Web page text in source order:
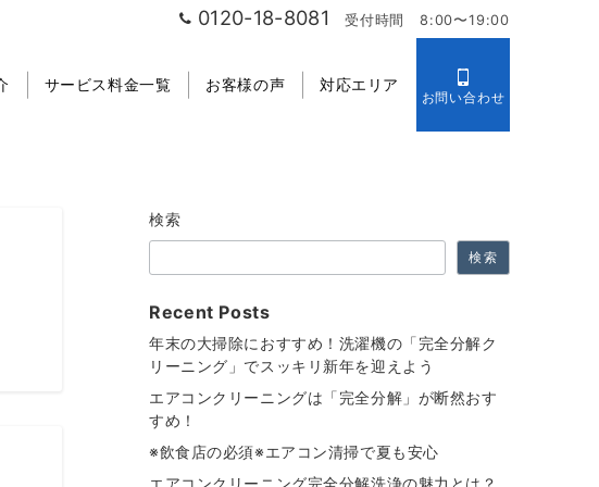
0120-18-8081 受付時間 8:00〜19:00
サービス料金一覧 お客様の声 対応エリア
お問い合わせ
検索
検索
Recent Posts
年末の大掃除におすすめ！洗濯機の「完全分解ク
リーニング」でスッキリ新年を迎えよう
エアコンクリーニングは「完全分解」が断然おす
すめ！
※飲食店の必須※エアコン清掃で夏も安心
エアコンクリーニング完全分解洗浄の魅力とは？